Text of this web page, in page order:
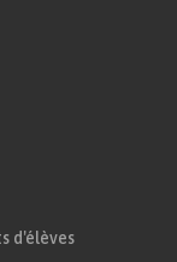
d'élèves